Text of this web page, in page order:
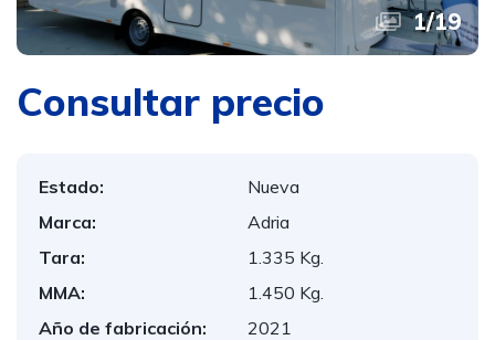
1/19
Consultar precio
Estado:
Nueva
Marca:
Adria
Tara:
1.335 Kg.
MMA:
1.450 Kg.
Año de fabricación:
2021